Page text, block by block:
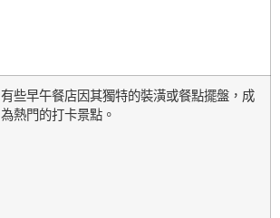
有些早午餐店因其獨特的裝潢或餐點擺盤，成
為熱門的打卡景點。